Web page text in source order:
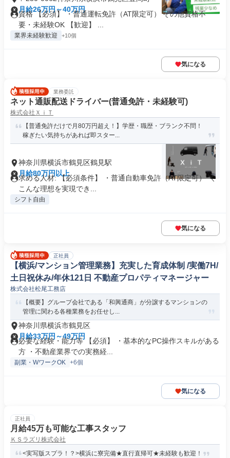
月給26万円～40万円
資格 【必須】 ・普通運転免許（AT限定可） その他資格不
要・未経験OK 【歓迎】 ...
業界未経験歓迎 +10個
気になる
業務委託
ネット通販配送ドライバー(普通免許・未経験可)
株式会社ＸｉＴ
【普通免許だけで月80万円超え！】学歴・職歴・ブランク不問！
稼ぎたい気持ちがあれば即スター...
神奈川県横浜市鶴見区鶴見駅
月給80万円以上
求める人材: 【必須条件】 ・普通自動車免許（AT限定可） ＼
こんな理想を実現でき...
シフト自由
気になる
正社員
【横浜/マンション管理業務】充実した育成体制 /実働7H/
土日祝休み/年休121日 不動産プロパティマネージャー
株式会社松尾工務店
【概要】グループ会社である「和興通商」が分譲するマンションの
管理に関わる各種業務をお任せし...
神奈川県横浜市鶴見区
月給33万円～49万円
必要な経験・能力等 【必須】 ・基本的なPC操作スキルがある
方 ・不動産業界での実務経...
副業・WワークOK +6個
気になる
正社員
月給45万も可能な工事スタッフ
ＫＳラズリ株式会社
<実写版スプラ！？>横浜に寮完備★直行直帰可★未経験も歓迎！